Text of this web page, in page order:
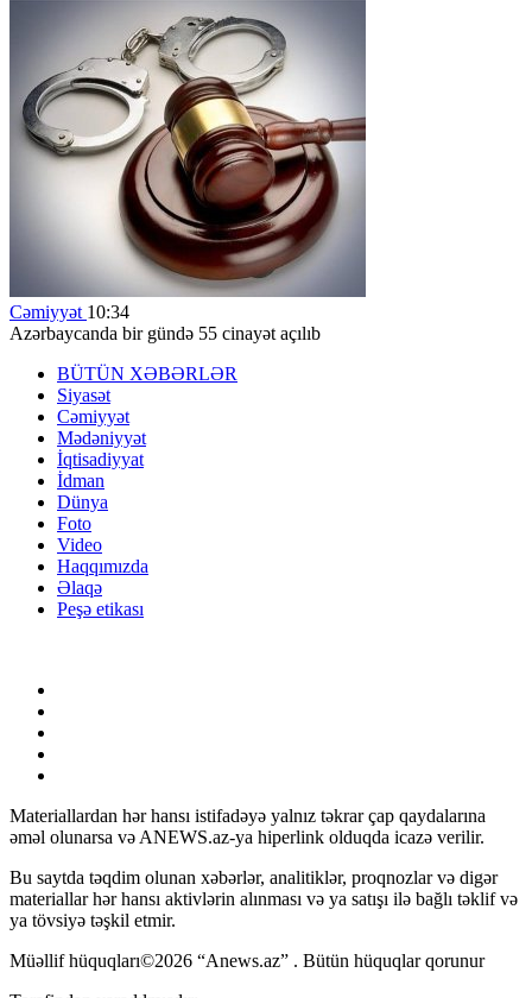
Cəmiyyət 10:34
Azərbaycanda bir gündə 55 cinayət açılıb
BÜTÜN XƏBƏRLƏR
Siyasət
Cəmiyyət
Mədəniyyət
İqtisadiyyat
İdman
Dünya
Foto
Video
Haqqımızda
Əlaqə
Peşə etikası
Materiallardan hər hansı istifadəyə yalnız təkrar çap qaydalarına
əməl olunarsa və ANEWS.az-ya hiperlink olduqda icazə verilir.
Bu saytda təqdim olunan xəbərlər, analitiklər, proqnozlar və digər
materiallar hər hansı aktivlərin alınması və ya satışı ilə bağlı təklif və
ya tövsiyə təşkil etmir.
Müəllif hüquqları©2026 “Anews.az” . Bütün hüquqlar qorunur